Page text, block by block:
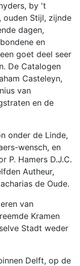
by 't
ouden Stijl, zijnde
dagen,
en
goet deel seer
De Catalogen
Casteleyn,
van
en de
onder de Linde,
wensch, en
P. Hamers D.J.C.
Autheur,
de Oude.
van
Kramen
Stadt weder
Delft, op de